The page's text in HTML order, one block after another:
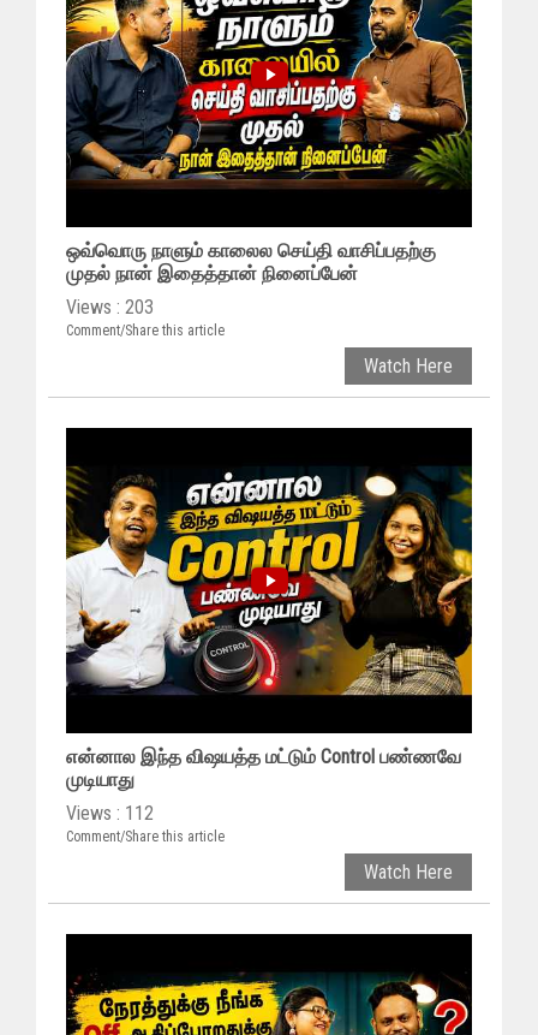
ஒவ்வொரு நாளும் காலைல செய்தி வாசிப்பதற்கு
முதல் நான் இதைத்தான் நினைப்பேன்
Views : 203
Comment/Share this article
Watch Here
என்னால இந்த விஷயத்த மட்டும் Control பண்ணவே
முடியாது
Views : 112
Comment/Share this article
Watch Here